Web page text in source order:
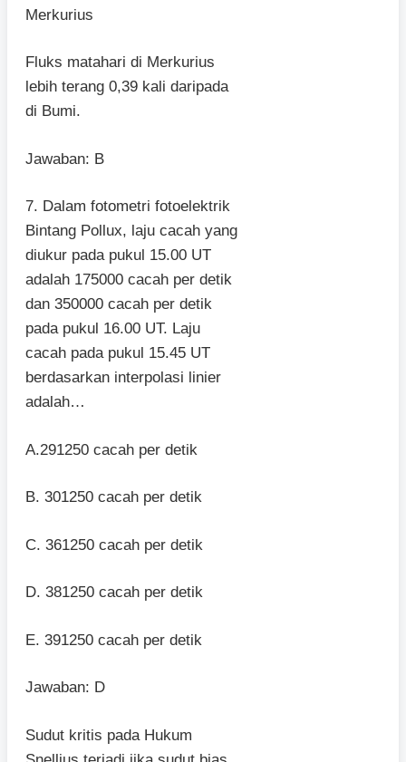
Merkurius
Fluks matahari di Merkurius
lebih terang 0,39 kali daripada
di Bumi.
Jawaban: B
7. Dalam fotometri fotoelektrik
Bintang Pollux, laju cacah yang
diukur pada pukul 15.00 UT
adalah 175000 cacah per detik
dan 350000 cacah per detik
pada pukul 16.00 UT. Laju
cacah pada pukul 15.45 UT
berdasarkan interpolasi linier
adalah…
A.291250 cacah per detik
B. 301250 cacah per detik
C. 361250 cacah per detik
D. 381250 cacah per detik
E. 391250 cacah per detik
Jawaban: D
Sudut kritis pada Hukum